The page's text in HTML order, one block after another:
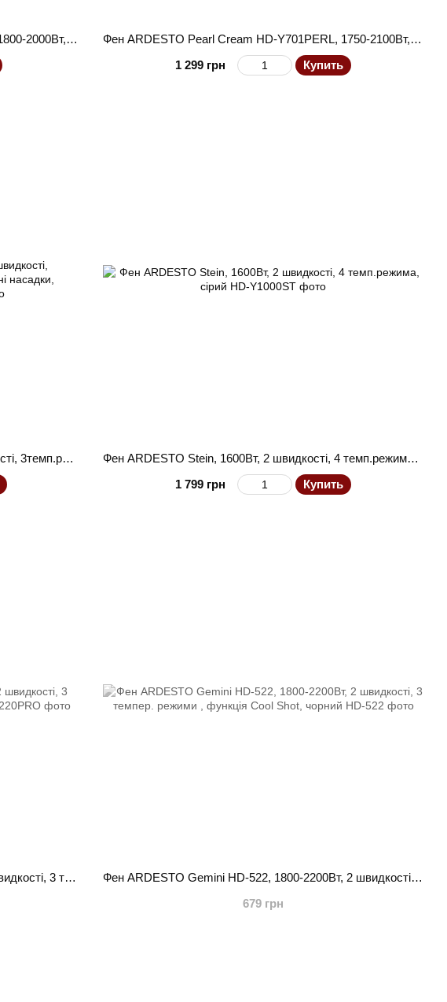
Фен ARDESTO Pearl Cream HD-Y700PERL, 1800-2000Вт, 2 швидкості, 3 темп.режими, бежевий
Фен ARDESTO Pearl Cream HD-Y701PERL, 1750-2100Вт, 3 швидкості, 3 темп.режими, бежевий
1 299 грн
Купить
Фен ARDESTO Pink Touch, 1600Вт, 2 швидкості, 3темп.режими, іонізація, дифузор, магнітні насадки, сірий+рожевий
Фен ARDESTO Stein, 1600Вт, 2 швидкості, 4 темп.режима, сірий
1 799 грн
Купить
Фен Ardesto HD-Y220PRO, 1850-2200Вт, 2 швидкості, 3 темп.режими, дифузор,чорний+золото
Фен ARDESTO Gemini HD-522, 1800-2200Вт, 2 швидкості, 3 темпер. режими , функція Cool Shot, чорний
679 грн